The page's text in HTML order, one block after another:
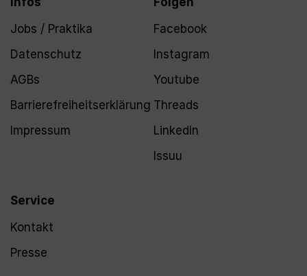
Jobs / Praktika
Datenschutz
AGBs
Barrierefreiheitserklärung
Impressum
Service
Kontakt
Presse
Facebook
Instagram
Youtube
Threads
LinkedIn
Issuu